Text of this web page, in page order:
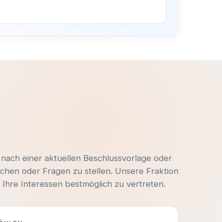
einer aktuellen Beschlussvorlage oder
oder Fragen zu stellen. Unsere Fraktion
Interessen bestmöglich zu vertreten.